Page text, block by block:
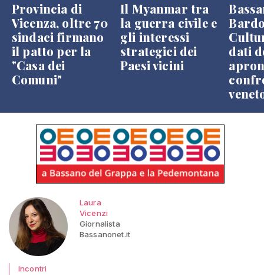
Provincia di
Vicenza, oltre 70
sindaci firmano
il patto per la
"Casa dei
Comuni"
Il Myanmar tra
la guerra civile e
gli interessi
strategici dei
Paesi vicini
dati
Laura
Vicenzi
Giornalista
Bassanonet.it
Incontri